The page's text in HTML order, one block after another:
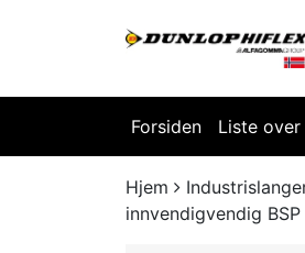
Forsiden Liste
Hjem
innvendigvendig